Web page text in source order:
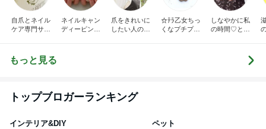
自爪とネイル
ケア専門サロ
ログ
ネイルキャン
ディーピンク
爪をきれいに
したい人のた
☆ﾃﾗ乙女ちっ
くなプチプラ
しなやかに私
の時間♡とき
もっと見る
トップブロガーランキング
インテリア&DIY ペット